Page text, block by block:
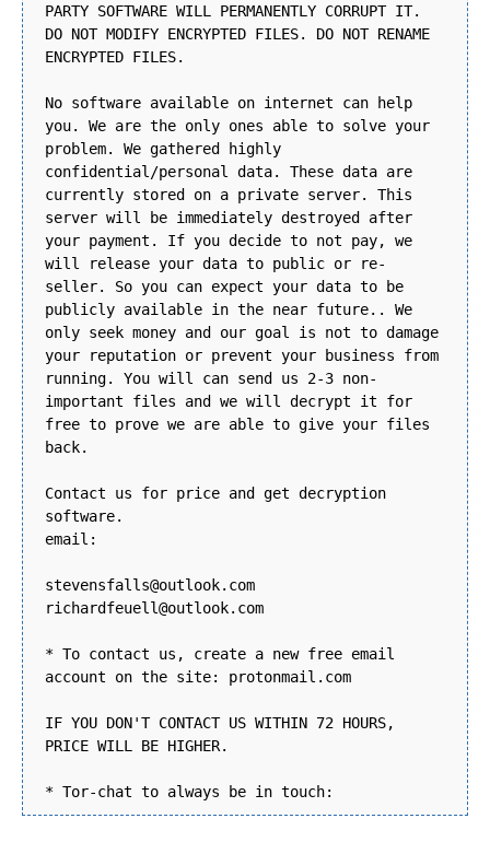
PARTY SOFTWARE WILL PERMANENTLY CORRUPT IT.
DO NOT MODIFY ENCRYPTED FILES. DO NOT RENAME
ENCRYPTED FILES.
No software available on internet can help
you. We are the only ones able to solve your
problem. We gathered highly
confidential/personal data. These data are
currently stored on a private server. This
server will be immediately destroyed after
your payment. If you decide to not pay, we
will release your data to public or re-
seller. So you can expect your data to be
publicly available in the near future.. We
only seek money and our goal is not to damage
your reputation or prevent your business from
running. You will can send us 2-3 non-
important files and we will decrypt it for
free to prove we are able to give your files
back.
Contact us for price and get decryption
software.
email:
stevensfalls@outlook.com
richardfeuell@outlook.com
* To contact us, create a new free email
account on the site: protonmail.com
IF YOU DON'T CONTACT US WITHIN 72 HOURS,
PRICE WILL BE HIGHER.
* Tor-chat to always be in touch: